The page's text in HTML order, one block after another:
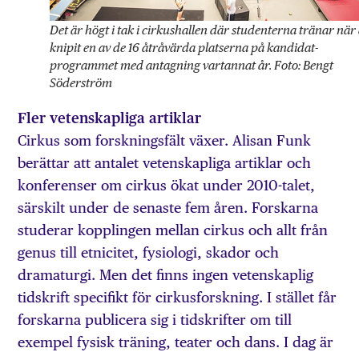
Det är högt i tak i cirkushallen där studenterna tränar när
knipit en av de 16 åtråvärda platserna på kandidat­
programmet med antagning vartannat år. Foto: Bengt
Söderström
Fler vetenskapliga artiklar
Cirkus som forskningsfält växer. Alisan Funk
berättar att antalet vetenskapliga artiklar och
konferenser om cirkus ökat under 2010-talet,
särskilt under de senaste fem åren. Forskarna
studerar kopplingen mellan cirkus och allt från
genus till etnicitet, fysiologi, skador och
dramaturgi. Men det finns ingen vetenskaplig
tidskrift specifikt för cirkusforskning. I stället får
forskarna publicera sig i tidskrifter om till
exempel fysisk träning, teater och dans. I dag är